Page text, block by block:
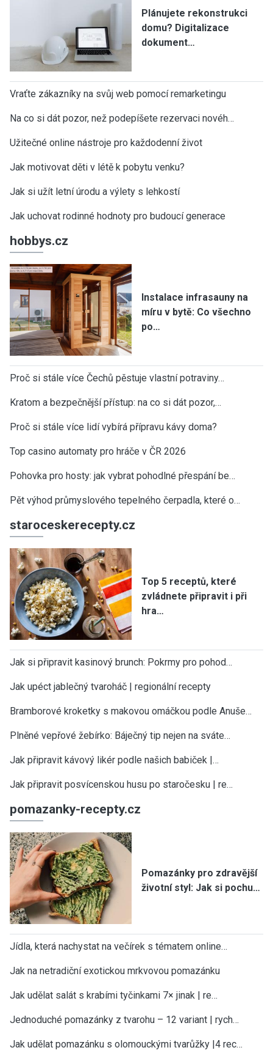
Plánujete rekonstrukci
domu? Digitalizace
dokument…
Vraťte zákazníky na svůj web pomocí remarketingu
Na co si dát pozor, než podepíšete rezervaci novéh…
Užitečné online nástroje pro každodenní život
Jak motivovat děti v létě k pobytu venku?
Jak si užít letní úrodu a výlety s lehkostí
Jak uchovat rodinné hodnoty pro budoucí generace
hobbys.cz
Instalace infrasauny na
míru v bytě: Co všechno
po…
Proč si stále více Čechů pěstuje vlastní potraviny…
Kratom a bezpečnější přístup: na co si dát pozor,…
Proč si stále více lidí vybírá přípravu kávy doma?
Top casino automaty pro hráče v ČR 2026
Pohovka pro hosty: jak vybrat pohodlné přespání be…
Pět výhod průmyslového tepelného čerpadla, které o…
staroceskerecepty.cz
Top 5 receptů, které
zvládnete připravit i při
hra…
Jak si připravit kasinový brunch: Pokrmy pro pohod…
Jak upéct jablečný tvaroháč | regionální recepty
Bramborové kroketky s makovou omáčkou podle Anuše…
Plněné vepřové žebírko: Báječný tip nejen na sváte…
Jak připravit kávový likér podle našich babiček |…
Jak připravit posvícenskou husu po staročesku | re…
pomazanky-recepty.cz
Pomazánky pro zdravější
životní styl: Jak si pochu…
Jídla, která nachystat na večírek s tématem online…
Jak na netradiční exotickou mrkvovou pomazánku
Jak udělat salát s krabími tyčinkami 7× jinak | re…
Jednoduché pomazánky z tvarohu – 12 variant | rych…
Jak udělat pomazánku s olomouckými tvarůžky |4 rec…